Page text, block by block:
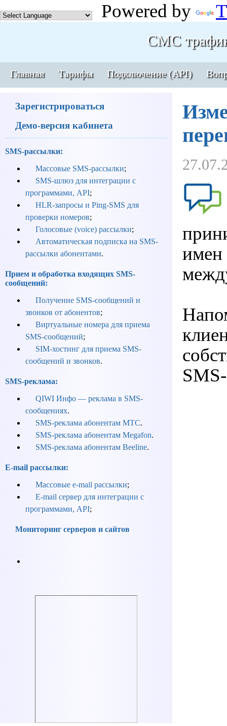
Powered by
СМС
Главная Тарифы Подключение (API)
Зарегистрироваться
Демо-версия кабинета
SMS-рассылки:
Массовые SMS-рассылки;
SMS-шлюз для интеграции с
программами, API;
HLR-запросы и Ping-SMS для
проверки номеров;
Голосовые (voice) рассылки;
Автоматическая подписка на SMS-
рассылки абонентами.
Прием и обработка входящих SMS-
сообщений:
Получение SMS-сообщений и
звонков от абонентов;
Виртуальные номера для приема
SMS-сообщений;
SIM-хостинг для приема SMS-
сообщений и звонков.
SMS-реклама:
QIWI Инфо — реклама в SMS-
сообщениях.
SMS-реклама абонентам МТС.
SMS-реклама абонентам Megafon.
SMS-реклама абонентам Beeline.
E-mail рассылки:
Массовые e-mail рассылки;
E-mail сервер для интеграции с
программами, API;
Мониторинг серверов и сайтов
имен